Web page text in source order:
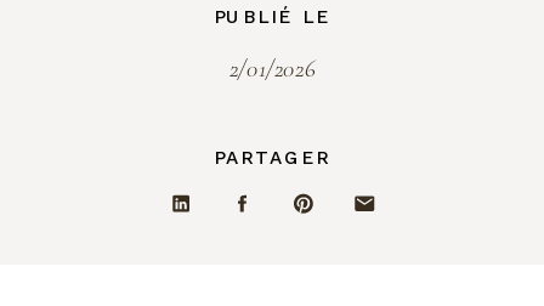
PARTAGER
2/01/2026
PUBLIÉ LE